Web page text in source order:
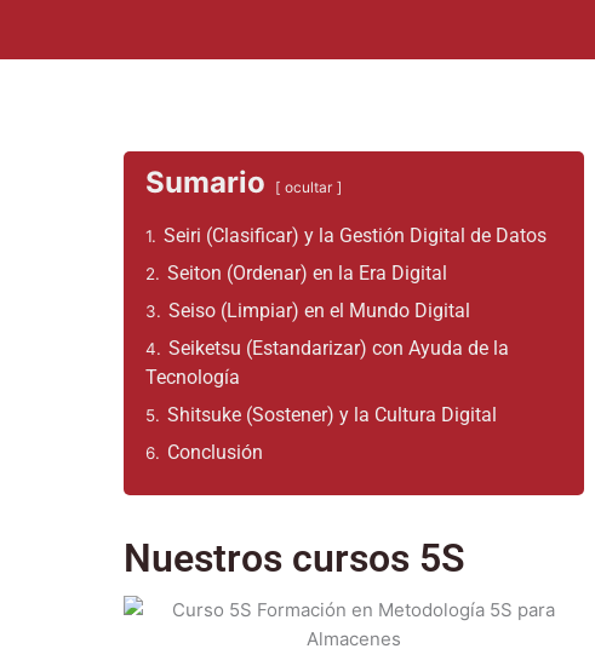
Sumario ocultar
1. Seiri (Clasificar) y la Gestión Digital de Datos
2. Seiton (Ordenar) en la Era Digital
3. Seiso (Limpiar) en el Mundo Digital
4. Seiketsu (Estandarizar) con Ayuda de la
Tecnología
5. Shitsuke (Sostener) y la Cultura Digital
6. Conclusión
Nuestros cursos 5S